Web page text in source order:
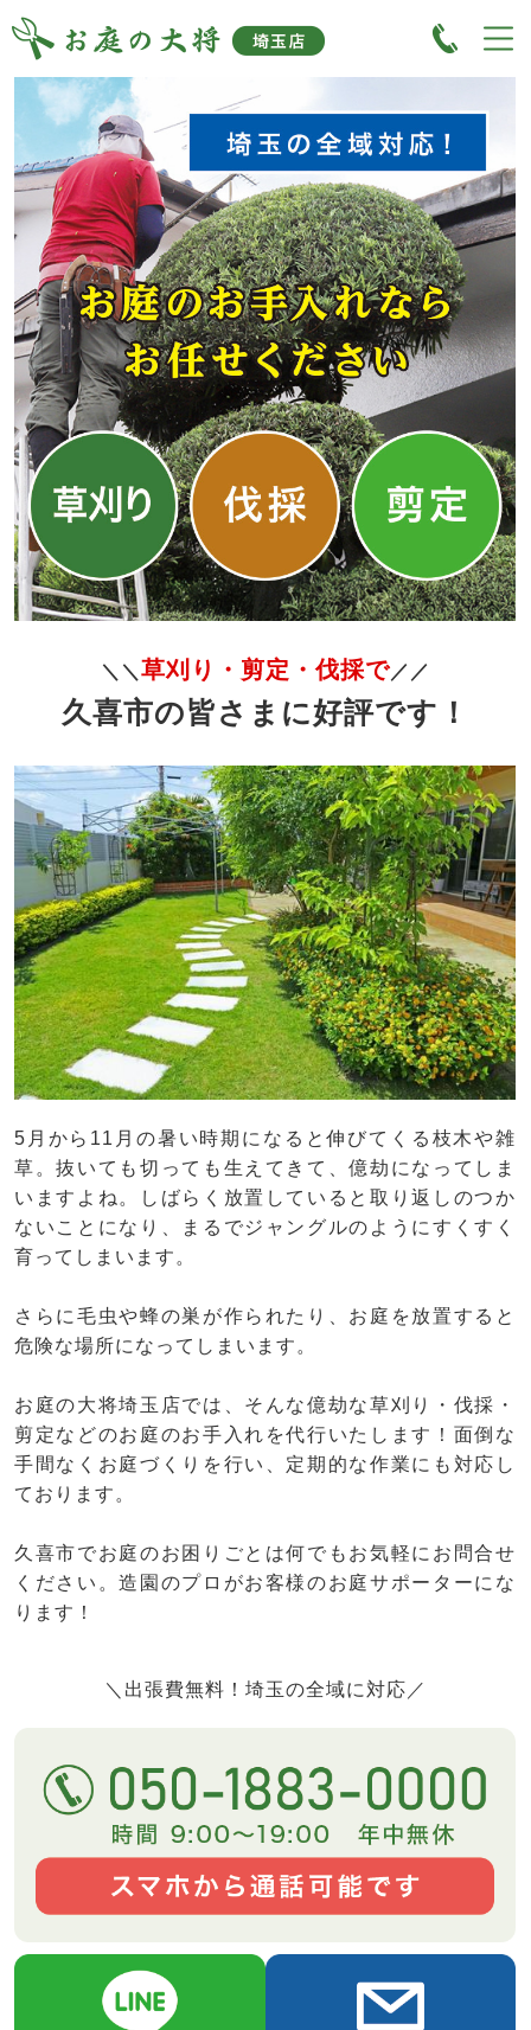
＼＼ 草刈り・剪定・伐採で／／
久喜市の皆さまに好評です！
5月から11月の暑い時期になると伸びてくる枝木や雑
草。抜いても切っても生えてきて、億劫になってしま
いますよね。しばらく放置していると取り返しのつか
ないことになり、まるでジャングルのようにすくすく
育ってしまいます。
さらに毛虫や蜂の巣が作られたり、お庭を放置すると
危険な場所になってしまいます。
お庭の大将埼玉店では、そんな億劫な草刈り・伐採・
剪定などのお庭のお手入れを代行いたします！面倒な
手間なくお庭づくりを行い、定期的な作業にも対応し
ております。
久喜市でお庭のお困りごとは何でもお気軽にお問合せ
ください。造園のプロがお客様のお庭サポーターにな
ります！
＼出張費無料！埼玉の全域に対応／